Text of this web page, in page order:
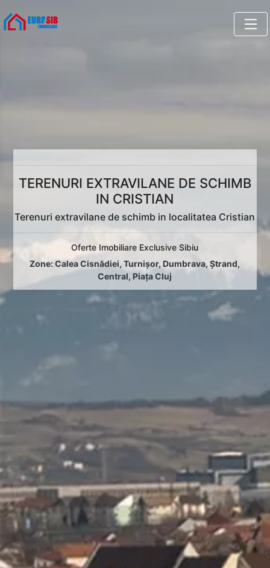
TERENURI EXTRAVILANE DE SCHIMB
IN CRISTIAN
Terenuri extravilane de schimb in localitatea Cristian
Oferte Imobiliare Exclusive Sibiu
Zone:Calea Cisnădiei,Turnișor,Dumbrava,Ștrand,
Central, Piața Cluj